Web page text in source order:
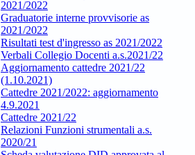
2021/2022
Graduatorie interne provvisorie as
2021/2022
Risultati test d'ingresso as 2021/2022
Verbali Collegio Docenti a.s.2021/22
Aggiornamento cattedre 2021/22
(1.10.2021)
Cattedre 2021/2022: aggiornamento
4.9.2021
Cattedre 2021/22
Relazioni Funzioni strumentali a.s.
2020/21